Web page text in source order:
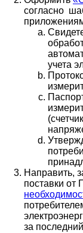
согласно
учета
Направить,
поставки от
за